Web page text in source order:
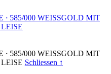
· 585/000 WEISSGOLD MIT
LEISE
· 585/000 WEISSGOLD MIT
LEISE Schliessen ↑